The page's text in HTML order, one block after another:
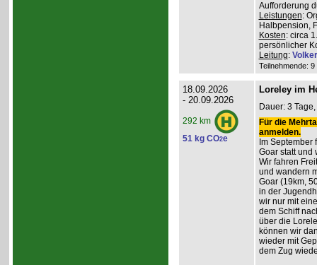
Aufforderung
Leistungen:
Halbpension,
Kosten: circa
persönlicher
Leitung:
Teilnehmende:
18.09.2026
- 20.09.2026
292 km
51 kg CO2e
Loreley im
Dauer: 3
Für die
anmelden.
Im September
Goar statt und
Wir fahren
und wandern
Goar (19km,
in der
wir nur mit
dem Schiff
über die
können wir
wieder mit
dem Zug